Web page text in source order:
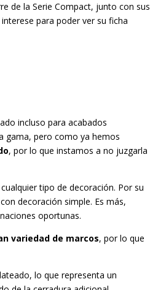
de la Serie Compact, junto con sus
para poder ver su ficha
incluso para acabados
gama, pero como ya hemos
, por lo que instamos a no juzgarla
tipo de decoración. Por su
decoración simple. Es más,
oportunas.
variedad de marcos, por lo que
lo que representa un